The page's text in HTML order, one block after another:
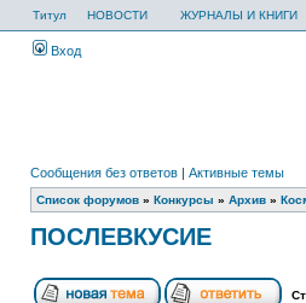
Титул НОВОСТИ ЖУРНАЛЫ И КНИГИ
Вход
Сообщения без ответов | Активные темы
Список форумов » Конкурсы » Архив »
ПОСЛЕВКУСИЕ